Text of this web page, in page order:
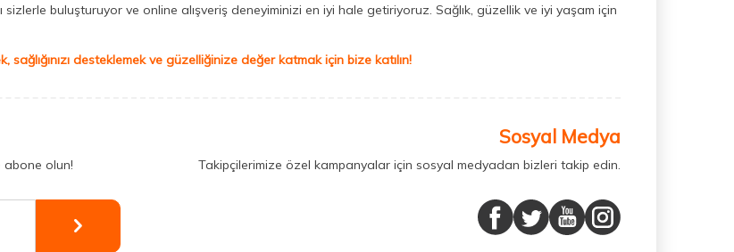
buluşturuyor ve online alışveriş deneyiminizi en iyi hale getiriyoruz. Sağlık, güzellik ve iyi yaşam için
sağlığınızı desteklemek ve güzelliğinize değer katmak için bize katılın!
abone olun!
Sosyal Medya
Takipçilerimize özel kampanyalar için sosyal medyadan bizleri takip edin.